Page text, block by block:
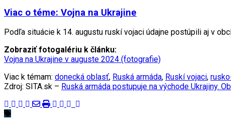
Viac o téme: Vojna na Ukrajine
Podľa situácie k 14. augustu ruskí vojaci údajne postúpili aj v
Zobraziť fotogalériu k článku:
Vojna na Ukrajine v auguste 2024 (fotografie)
Viac k témam: donecká oblasť, Ruská armáda, Ruskí vojaci,
Zdroj: SITA.sk – Ruská armáda postupuje na východe Ukrajiny.